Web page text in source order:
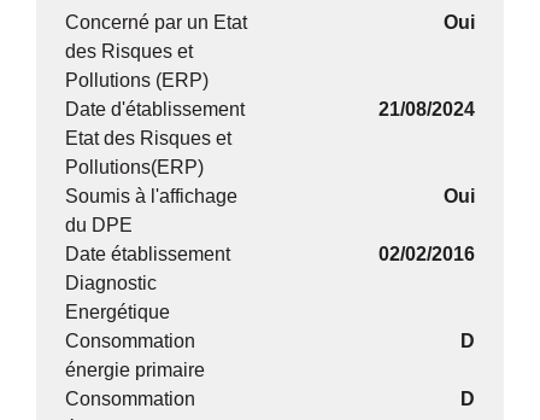
Concerné par un Etat
des Risques et
Pollutions (ERP)
Oui
Date d'établissement
Etat des Risques et
Pollutions(ERP)
21/08/2024
Soumis à l'affichage
du DPE
Oui
Date établissement
Diagnostic
Energétique
02/02/2016
Consommation
énergie primaire
D
Consommation
D